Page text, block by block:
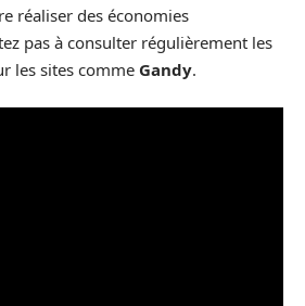
réaliser des économies
pas à consulter régulièrement les
les sites comme Gandy.